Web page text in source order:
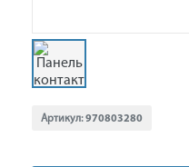
Артикул:970803280